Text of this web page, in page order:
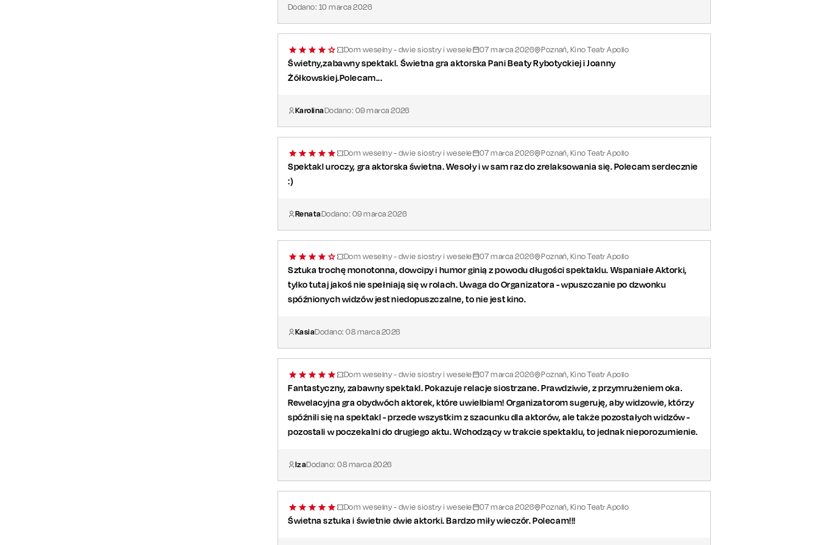
Reżyseria:Robert Gliński
Scenografia:Barbara Guzik
Premiera: wrzesień 2025, Teatr STU w Krakowie
Dodano: 10 marca 2026
Dom weselny - dwie siostry i wesele 07 marca 2026 Poznań, Kino Teatr Apollo
Świetny,zabawny spektakl. Świetna gra aktorska Pani Beaty Rybotyckiej i Joanny
Żółkowskiej.Polecam...
KarolinaDodano: 09 marca 2026
Dom weselny - dwie siostry i wesele 07 marca 2026 Poznań, Kino Teatr Apollo
Spektakl uroczy, gra aktorska świetna. Wesoły i w sam raz do zrelaksowania się. Polecam serdecznie
:)
RenataDodano: 09 marca 2026
Dom weselny - dwie siostry i wesele 07 marca 2026 Poznań, Kino Teatr Apollo
Sztuka trochę monotonna, dowcipy i humor ginią z powodu długości spektaklu. Wspaniałe Aktorki,
tylko tutaj jakoś nie spełniają się w rolach. Uwaga do Organizatora - wpuszczanie po dzwonku
spóźnionych widzów jest niedopuszczalne, to nie jest kino.
KasiaDodano:08 marca 2026
Dom weselny - dwie siostry i wesele 07 marca 2026 Poznań, Kino Teatr Apollo
Fantastyczny, zabawny spektakl. Pokazuje relacje siostrzane. Prawdziwie, z przymrużeniem oka.
Rewelacyjna gra obydwóch aktorek, które uwielbiam! Organizatorom sugeruję, aby widzowie, którzy
spóźnili się na spektakl - przede wszystkim z szacunku dla aktorów, ale także pozostałych widzów -
pozostali w poczekalni do drugiego aktu. Wchodzący w trakcie spektaklu, to jednak nieporozumienie.
IzaDodano:08 marca 2026
Dom weselny - dwie siostry i wesele 07 marca 2026 Poznań, Kino Teatr Apollo
Świetna sztuka i świetnie dwie aktorki. Bardzo miły wieczór. Polecam!!!